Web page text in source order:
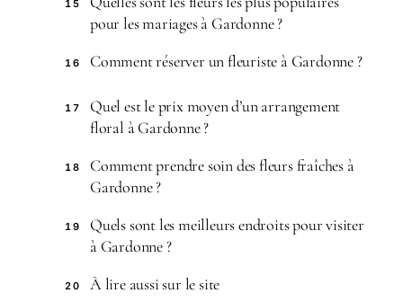
15
pour les mariages à Gardonne ?
16 Comment réserver un fleuriste à Gardonne ?
17
Quel est le prix moyen d’un arrangement
floral à Gardonne ?
18
Comment prendre soin des fleurs fraîches à
Gardonne ?
19
Quels sont les meilleurs endroits pour visiter
à Gardonne ?
20 À lire aussi sur le site